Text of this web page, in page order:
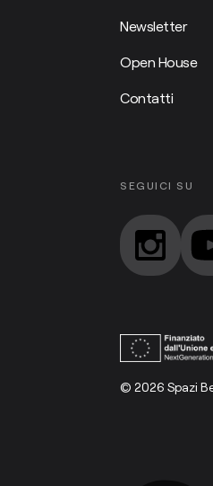
Newsletter
Open House
Contatti
SEGUICI SU
© 2026 Spazi